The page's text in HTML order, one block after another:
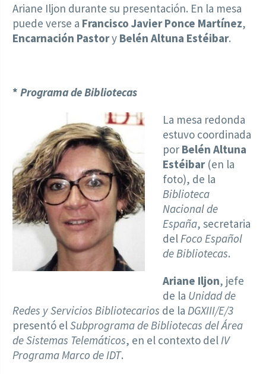
Ariane Iljon durante su presentación. En la mesa
puede verse a Francisco Javier Ponce Martínez,
Encarnación Pastory Belén Altuna Estéibar.
* Programa de Bibliotecas
La mesa redonda
estuvo coordinada
por Belén Altuna
Estéibar(en la
foto), de la
Biblioteca
Nacional de
España, secretaria
delFoco Español
de Bibliotecas.
Ariane Iljon, jefe
de la Unidad de
Redes y Servicios Bibliotecarios de la DGXIII/E/3
presentó elSubprograma de Bibliotecas del Área
de Sistemas Telemáticos, en el contexto delIV
Programa Marco de IDT.